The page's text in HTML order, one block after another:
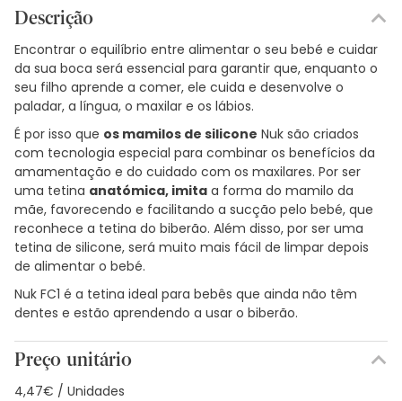
Descrição
Encontrar o equilíbrio entre alimentar o seu bebé e cuidar
da sua boca será essencial para garantir que, enquanto o
seu filho aprende a comer, ele cuida e desenvolve o
paladar, a língua, o maxilar e os lábios.
É por isso que os mamilos de silicone Nuk são criados
com tecnologia especial para combinar os benefícios da
amamentação e do cuidado com os maxilares. Por ser
uma tetina anatómica, imita a forma do mamilo da
mãe, favorecendo e facilitando a sucção pelo bebé, que
reconhece a tetina do biberão. Além disso, por ser uma
tetina de silicone, será muito mais fácil de limpar depois
de alimentar o bebé.
Nuk FC1 é a tetina ideal para bebês que ainda não têm
dentes e estão aprendendo a usar o biberão.
Preço unitário
4,47€ / Unidades